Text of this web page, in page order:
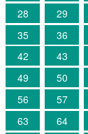
28
29
35
36
42
43
49
50
56
57
63
64